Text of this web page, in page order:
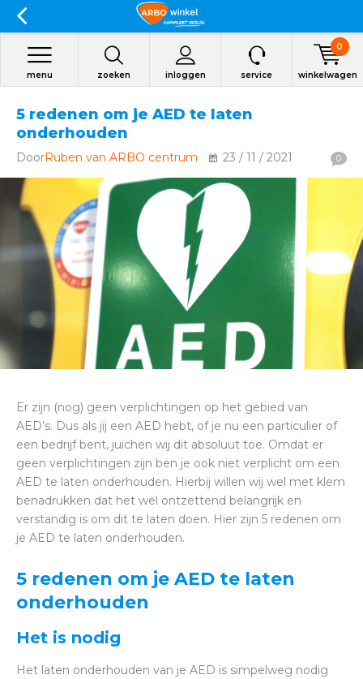
zoeken inloggen
menu service winkelwagen
0
5 redenen om je AED te laten
onderhouden
DoorRuben van ARBO centrum 23 / 11 / 2021 0
Er zijn (nog) geen verplichtingen op het gebied van
AED’s. Dus als jij een AED hebt, of je nu een particulier of
een bedrijf bent, juichen wij dit absoluut toe. Omdat er
geen verplichtingen zijn ben je ook niet verplicht om een
AED te laten onderhouden. Hierbij willen wij wel met klem
benadrukken dat het wel ontzettend belangrijk en
verstandig is om dit te laten doen. Hier zijn 5 redenen om
je AED te laten onderhouden.
5 redenen om je AED te laten
onderhouden
Het is nodig
Het laten onderhouden van je AED is simpelweg nodig